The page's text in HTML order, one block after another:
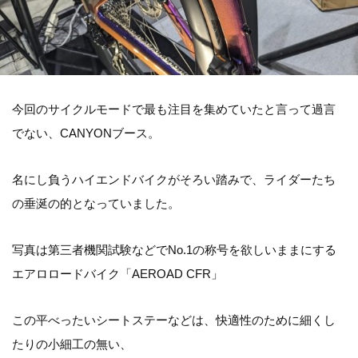
今回のサイクルモードで最も注目を集めていたと言って過言
でない、CANYONブース。
名にし負うハイエンドバイクがそろい踏みで、ライダーたち
の垂涎の的となっていました。
写真は第三者機関試験などでNo.1の称号を欲しいままにする
エアロロードバイク「AEROAD CFR」
この平べったいシートステーなどは、快適性のために細くし
たりの小細工の無い、